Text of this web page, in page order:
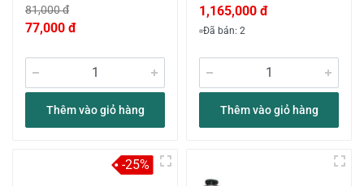
81,000 đ
77,000 đ
Thêm vào giỏ hàng
1,165,000 đ
Đã bán: 2
Thêm vào giỏ hàng
-25%